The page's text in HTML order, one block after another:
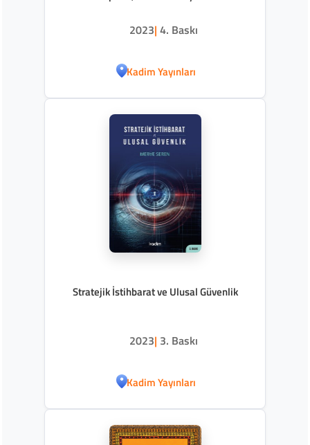
2023| 4. Baskı
Kadim Yayınları
Stratejik İstihbarat ve Ulusal Güvenlik
2023| 3. Baskı
Kadim Yayınları